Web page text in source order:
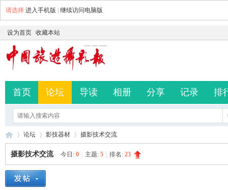
请选择 进入手机版 继续访问电脑版
设为首页 收藏本站
首页 论坛 导读 相册 分享 记录 排
»
论坛
›
影技器材 摄影技术交流
摄影技术交流 今日: 0 主题: 5 排名: 23